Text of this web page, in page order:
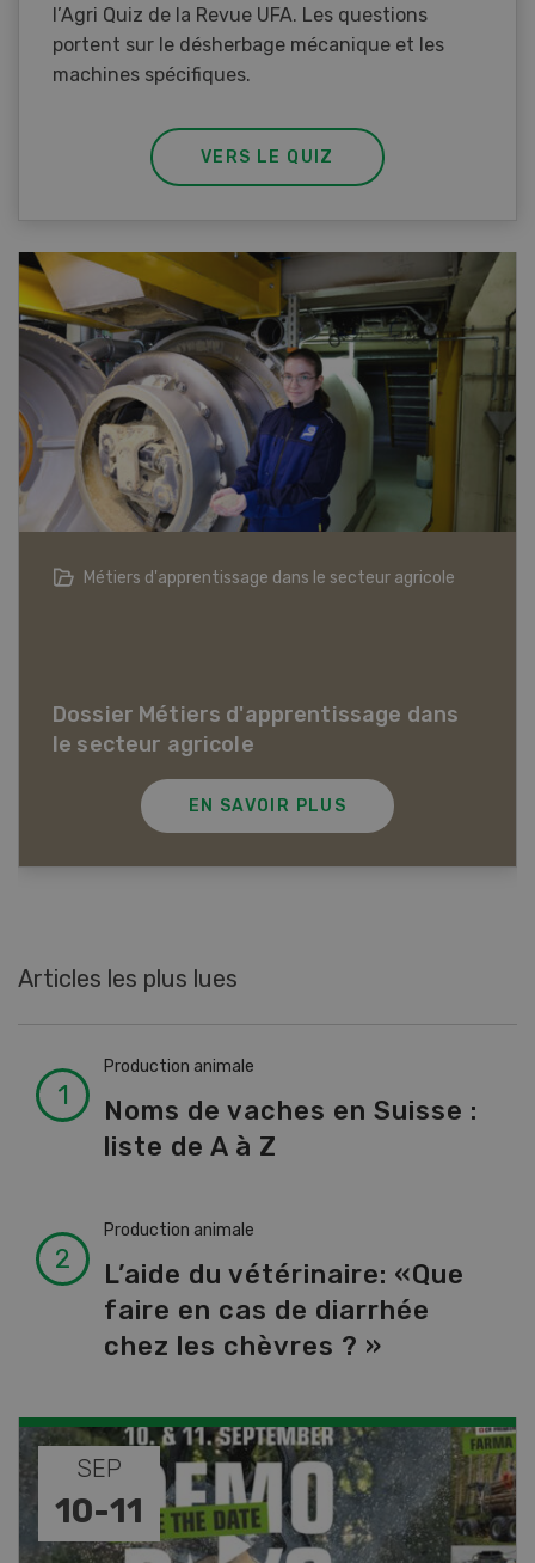
l’Agri Quiz de la Revue UFA. Les questions
portent sur le désherbage mécanique et les
machines spécifiques.
VERS LE QUIZ
L'agriculture suisse dans 20 ans
Dans notre série de vidéos, différentes
personnalités du secteur agricole jettent un regard
EN SAVOIR PLUS
Articles les plus lues
Production animale
Noms de vaches en Suisse :
liste de A à Z
Production animale
L’aide du vétérinaire: «Que
faire en cas de diarrhée
chez les chèvres ? »
NOV
08-
DÉC
31